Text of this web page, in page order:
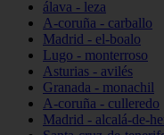
álava - leza
A-coruña - carballo
Madrid - el-boalo
Lugo - monterroso
Asturias - avilés
Granada - monachil
A-coruña - culleredo
Madrid - alcalá-de-